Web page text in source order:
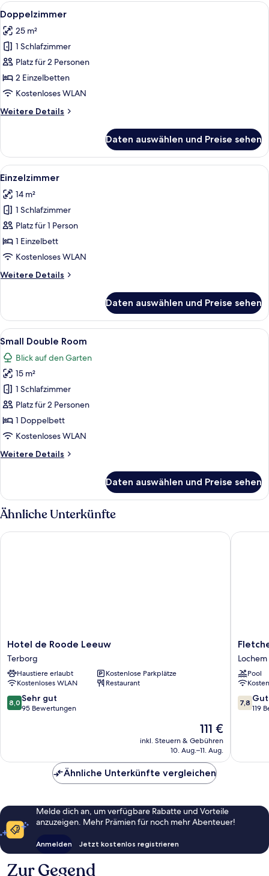
Alle
Fotos
für
Doppelzimmer
anzeigen
Ein Hotelzimmer mit zwei Betten,
6
Doppelzimmer
25 m²
1 Schlafzimmer
Platz für 2 Personen
2 Einzelbetten
Kostenloses WLAN
Weitere Details
Weitere
Daten auswählen und Preise sehen
Alle
Fotos
für
Einzelzimmer
anzeigen
Ein Schlafzimmer mit Bett,
5
Einzelzimmer
14 m²
1 Schlafzimmer
Platz für 1 Person
1 Einzelbett
Kostenloses WLAN
Weitere Details
Weitere
Daten auswählen und Preise sehen
Alle
Fotos
für
Small
Double
Room
anzeigen
Ein ordentlich bezogenes Bett mit
5
Small Double Room
Blick auf den Garten
15 m²
1 Schlafzimmer
Platz für 2 Personen
1 Doppelbett
Kostenloses WLAN
Weitere Details
Weitere
Double
Room
Daten auswählen und Preise sehen
Ähnliche Unterkünfte
Hotel
de
Roode
Leeuw
Terborg
Hotel de Roode Leeuw
Terborg
Haustiere erlaubt
Kostenlose Parkplätze
Kostenloses WLAN
Restaurant
8.0
von
Bewertungen
8,0 Sehr gut
95 Bewertungen
Der
Preis
beträgt
111 €
inkl. Steuern & Gebühren
10. Aug.–11. Aug.
Hotel de Roode Leeuw
Fletcher
Hotel-
De
Lochem
Lochem
Pool
7.8
von
7,8 Gut
119
Fletcher
Ähnliche Unterkünfte vergleichen
Melde dich an, um verfügbare Rabatte und Vorteile
anzuzeigen. Mehr Prämien für noch mehr Abenteuer!
Anmelden Jetzt kostenlos registrieren
Zur Gegend